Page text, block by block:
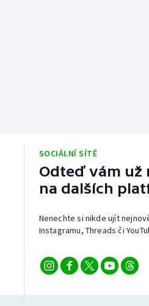
SOCIÁLNÍ SÍTĚ
Odteď vám už
na dalších
Nenechte si nikde ujít
Instagramu, Threads či